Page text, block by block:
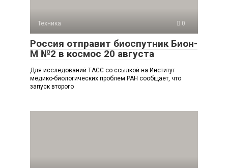
Техника 0
Россия отправит биоспутник Бион-
М №2 в космос 20 августа
Для исследований ТАСС со ссылкой на Институт
медико-биологических проблем РАН сообщает, что
запуск второго